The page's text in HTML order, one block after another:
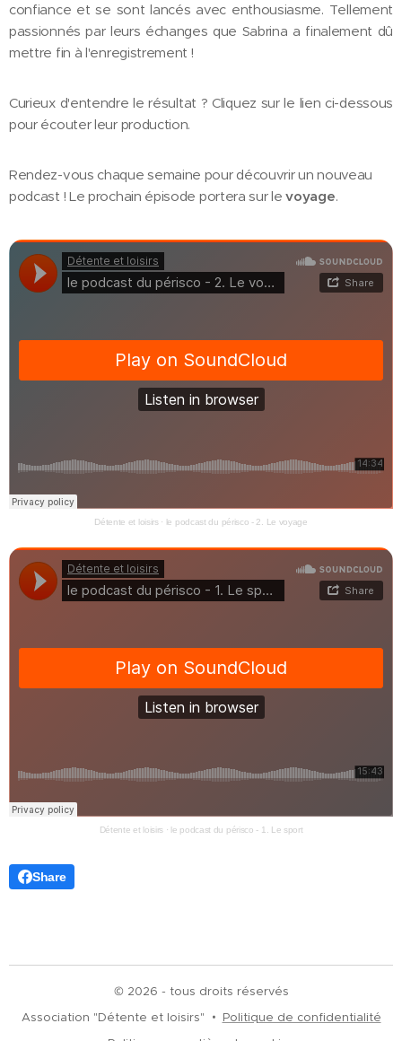
confiance et se sont lancés avec enthousiasme. Tellement
passionnés par leurs échanges que Sabrina a finalement dû
mettre fin à l'enregistrement !
Curieux d'entendre le résultat ? Cliquez sur le lien ci-dessous
pour écouter leur production.
Rendez-vous chaque semaine pour découvrir un nouveau
podcast ! Le prochain épisode portera sur levoyage. 🚀🎙️
Détente et loisirs· le podcast du périsco - 2. Le voyage
Détente et loisirs · le podcast du périsco - 1. Le sport
Share
© 2026 - tous droits réservés
Association "Détente et loisirs"
Politique de confidentialité